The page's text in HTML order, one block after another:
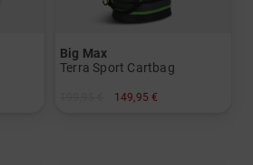
Big Max
Terra Sport Cartbag
149,95 €